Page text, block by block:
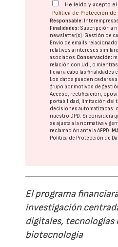
He leído y acepto
Política de Protección de
Responsable:
Finalidades: Suscripción a
newsletter(s). Gestión de
Envío de emails
relativos a intereses
asociados.Conservación:
relación con Ud., o
llevar a cabo las finalidades
Los datos pueden cederse
grupo por motivos de
Acceso, rectificación,
portabilidad, limitación del
decisiones automatizadas:
nuestro DPD. Si considera
se ajusta a la normativa
reclamación ante laAEPD.
Política de Protección de
El programa
investigación
digitales, tecnologías
biotecnología